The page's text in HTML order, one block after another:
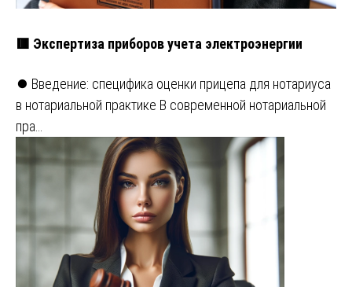
🟥 Экспертиза приборов учета электроэнергии
⏺️ Введение: специфика оценки прицепа для нотариуса
в нотариальной практике В современной нотариальной
пра…